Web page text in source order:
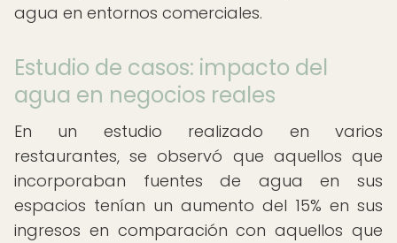
agua en entornos comerciales.
Estudio de casos: impacto del
agua en negocios reales
En un estudio realizado en varios
restaurantes, se observó que aquellos que
incorporaban fuentes de agua en sus
espacios tenían un aumento del 15% en sus
ingresos en comparación con aquellos que